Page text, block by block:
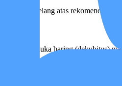
melalui selang atas rekomendasi
dengan luka baring (dekubitus)